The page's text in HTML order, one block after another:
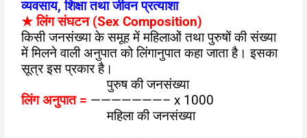
व्यवसाय, शिक्षा तथा जीवन प्रत्याशा
★ लिंग संघटन(Sex Composition)
किसी जनसंख्या के समूह में महिलाओं तथा पुरुषों की संख्या
में मिलने वाली अनुपात को लिंगानुपात कहा जाता है। इसका
सूत्र इस प्रकार है।
पुरुष की जनसंख्या
लिंगअनुपात= ———————– x 1000
महिला की जनसंख्या